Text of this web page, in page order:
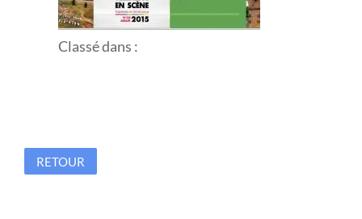
Classé dans :
RETOUR